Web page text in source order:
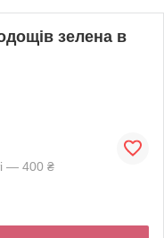
зелена в
— 400 ₴